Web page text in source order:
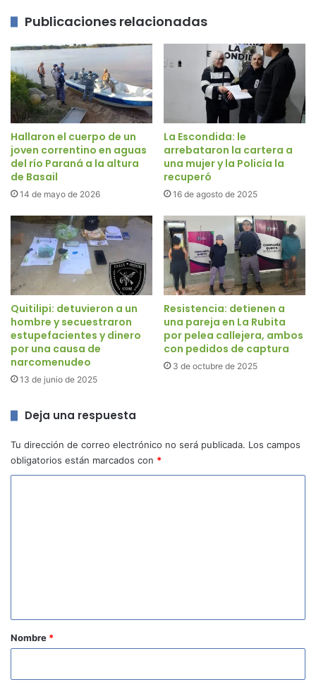
Publicaciones relacionadas
Hallaron el cuerpo de un
joven correntino en aguas
del río Paraná a la altura
de Basail
14 de mayo de 2026
La Escondida: le
arrebataron la cartera a
una mujer y la Policía la
recuperó
16 de agosto de 2025
Quitilipi: detuvieron a un
hombre y secuestraron
estupefacientes y dinero
por una causa de
narcomenudeo
13 de junio de 2025
Resistencia: detienen a
una pareja en La Rubita
por pelea callejera, ambos
con pedidos de captura
3 de octubre de 2025
Deja una respuesta
Tu dirección de correo electrónico no será publicada. Los campos
obligatorios están marcados con *
r
o
Nombre *